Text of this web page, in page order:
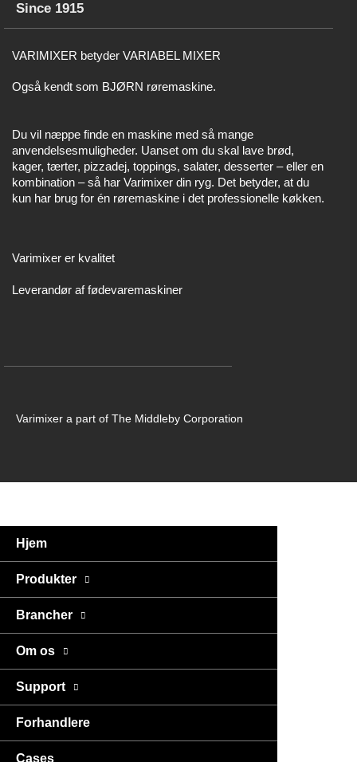
Since 1915
VARIMIXER betyder VARIABEL MIXER
Også kendt som BJØRN røremaskine.
Du vil næppe finde en maskine med så mange
anvendelsesmuligheder. Uanset om du skal lave brød,
kager, tærter, pizzadej, toppings, salater, desserter – eller en
kombination – så har Varimixer din ryg. Det betyder, at du
kun har brug for én røremaskine i det professionelle køkken.
Varimixer er kvalitet
Leverandør af fødevaremaskiner
Varimixer a part of The Middleby Corporation
Hjem
Produkter
Brancher
Om os
Support
Forhandlere
Cases